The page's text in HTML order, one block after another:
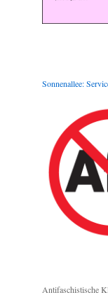
Sonnenallee:
Antifaschistische